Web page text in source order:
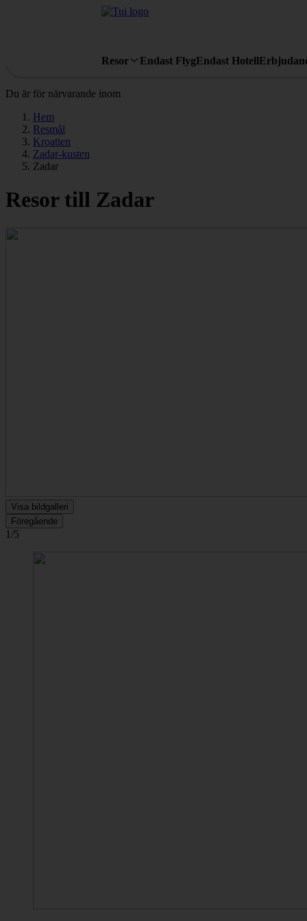
Resor Endast FlygEndast Hotell
Du är för närvarande inom
Hem
Resmål
Kroatien
Zadar-kusten
Zadar
Resor till Zadar
Visa bildgalleri
Föregående
1/5